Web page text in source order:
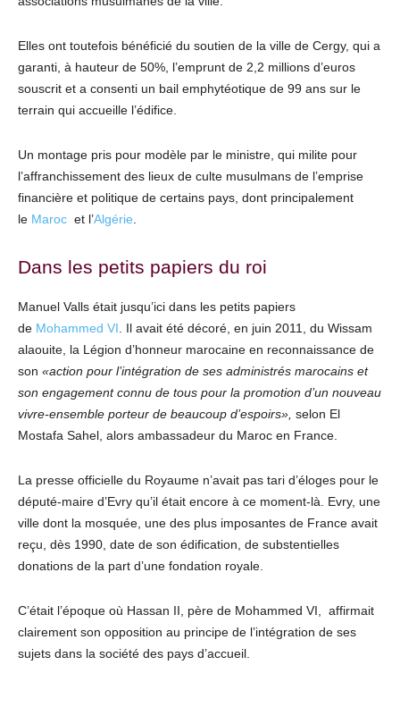
Elles ont toutefois bénéficié du soutien de la ville de Cergy, qui a
garanti, à hauteur de 50%, l’emprunt de 2,2 millions d’euros
souscrit et a consenti un bail emphytéotique de 99 ans sur le
terrain qui accueille l’édifice.
Un montage pris pour modèle par le ministre, qui milite pour
l’affranchissement des lieux de culte musulmans de l’emprise
financière et politique de certains pays, dont principalement
le Maroc et l’Algérie
Dans les petits papiers du roi
Manuel Valls était jusqu’ici dans les petits papiers
de Mohammed VI . Il avait été décoré, en juin 2011, du Wissam
alaouite, la Légion d’honneur marocaine en reconnaissance de
son «action pour l’intégration de ses administrés marocains et
son engagement connu de tous pour la promotion d’un nouveau
vivre-ensemble porteur de beaucoup d’espoirs», selon El
Mostafa Sahel, alors ambassadeur du Maroc en France.
La presse officielle du Royaume n’avait pas tari d’éloges pour le
député-maire d’Evry qu’il était encore à ce moment-là. Evry, une
ville dont la mosquée, une des plus imposantes de France avait
reçu, dès 1990, date de son édification, de substentielles
donations de la part d’une fondation royale.
C’était l’époque où Hassan II, père de Mohammed VI, affirmait
clairement son opposition au principe de l’intégration de ses
sujets dans la société des pays d’accueil.